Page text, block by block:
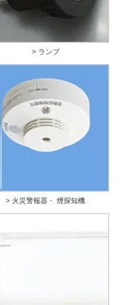
> ランプ
> 火災警報器・ 煙探知機